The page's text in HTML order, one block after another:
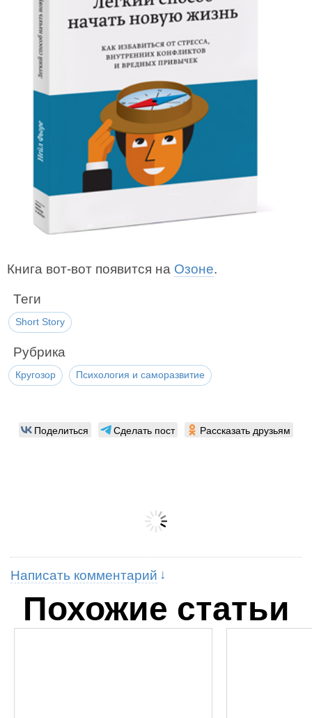
Книга вот-вот появится на Озоне.
Теги
Short Story
Рубрика
Кругозор Психология и саморазвитие
Поделиться Сделать пост Рассказать друзьям
Написать комментарий
Похожие статьи